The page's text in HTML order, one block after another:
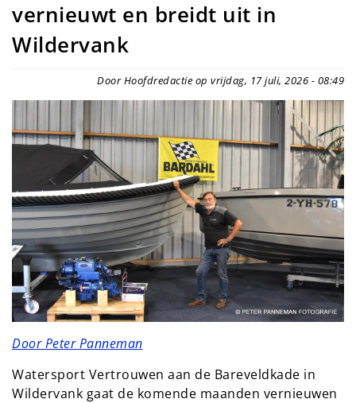
vernieuwt en breidt uit in
Wildervank
Door Hoofdredactie op vrijdag, 17 juli, 2026 - 08:49
Door Peter Panneman
Watersport Vertrouwen aan de Bareveldkade in
Wildervank gaat de komende maanden vernieuwen